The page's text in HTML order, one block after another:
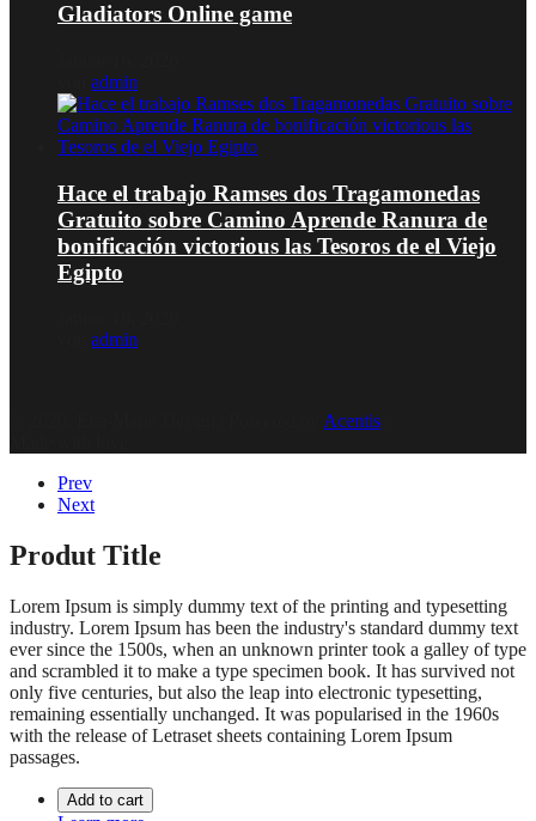
Gladiators Online game
admin
Hace el trabajo Ramses dos Tragamonedas
Gratuito sobre Camino Aprende Ranura de
bonificación victorious las Tesoros de el Viejo
Egipto
admin
Acentis
Prev
Next
Produt Title
Lorem Ipsum is simply dummy text of the printing and typesetting
industry. Lorem Ipsum has been the industry's standard dummy text
ever since the 1500s, when an unknown printer took a galley of type
and scrambled it to make a type specimen book. It has survived not
only five centuries, but also the leap into electronic typesetting,
remaining essentially unchanged. It was popularised in the 1960s
with the release of Letraset sheets containing Lorem Ipsum
passages.
Add to cart